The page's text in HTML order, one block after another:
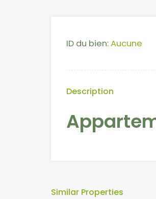
ID du bien:Aucune
Description
Similar Properties